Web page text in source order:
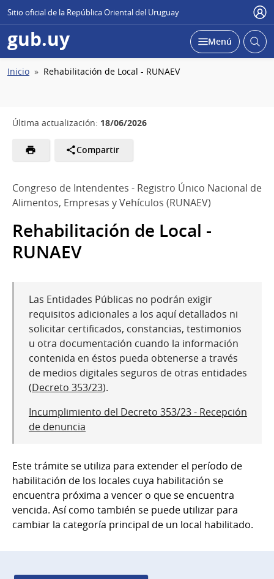
Sitio oficial de la República Oriental del Uruguay
gub.uy Desplegar
Menú Abrir
Ruta
Inicio Rehabilitación de Local - RUNAEV
Última actualización: 18/06/2026
Compartir
Congreso de Intendentes - Registro Único Nacional de
Alimentos, Empresas y Vehículos (RUNAEV)
Rehabilitación de Local -
RUNAEV
Las Entidades Públicas no podrán exigir
requisitos adicionales a los aquí detallados ni
solicitar certificados, constancias, testimonios
u otra documentación cuando la información
contenida en éstos pueda obtenerse a través
de medios digitales seguros de otras entidades
(Decreto 353/23).
Incumplimiento del Decreto 353/23 - Recepción
de denuncia
Este trámite se utiliza para extender el período de
habilitación de los locales cuya habilitación se
encuentra próxima a vencer o que se encuentra
vencida. Así como también se puede utilizar para
cambiar la categoría principal de un local habilitado.